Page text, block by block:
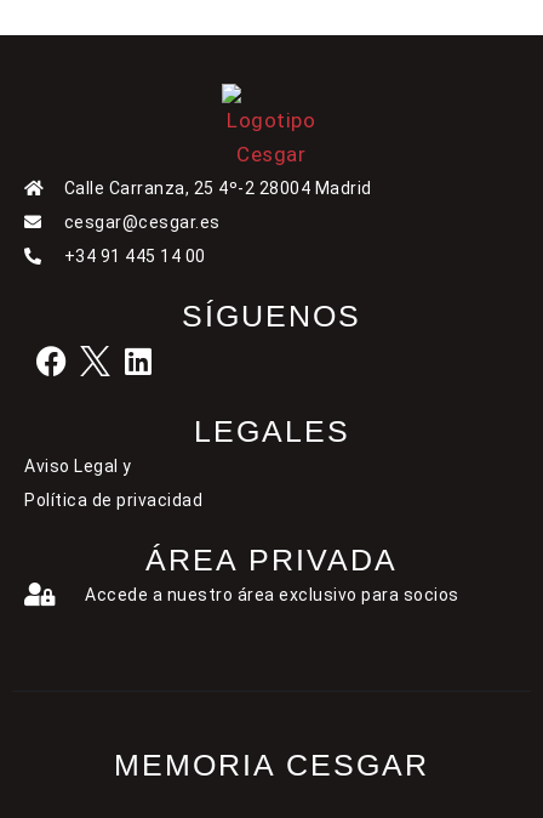
Calle Carranza, 25 4º-2 28004 Madrid
cesgar@cesgar.es
+34 91 445 14 00
SÍGUENOS
LEGALES
Aviso Legal y
Política de privacidad
ÁREA PRIVADA
Accede a nuestro área exclusivo para socios
MEMORIA CESGAR